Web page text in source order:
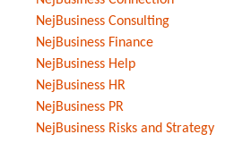
NejBusiness Consulting
NejBusiness Finance
NejBusiness Help
NejBusiness HR
NejBusiness PR
NejBusiness Risks and Strategy